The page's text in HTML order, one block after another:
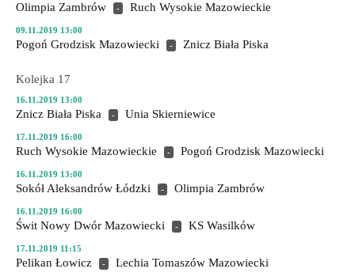
Olimpia Zambrów - Ruch Wysokie Mazowieckie
09.11.2019 13:00
Pogoń Grodzisk Mazowiecki - Znicz Biała Piska
Kolejka 17
16.11.2019 13:00
Znicz Biała Piska - Unia Skierniewice
17.11.2019 16:00
Ruch Wysokie Mazowieckie - Pogoń Grodzisk Mazowiecki
16.11.2019 13:00
Sokół Aleksandrów Łódzki - Olimpia Zambrów
16.11.2019 16:00
Świt Nowy Dwór Mazowiecki - KS Wasilków
17.11.2019 11:15
Pelikan Łowicz - Lechia Tomaszów Mazowiecki